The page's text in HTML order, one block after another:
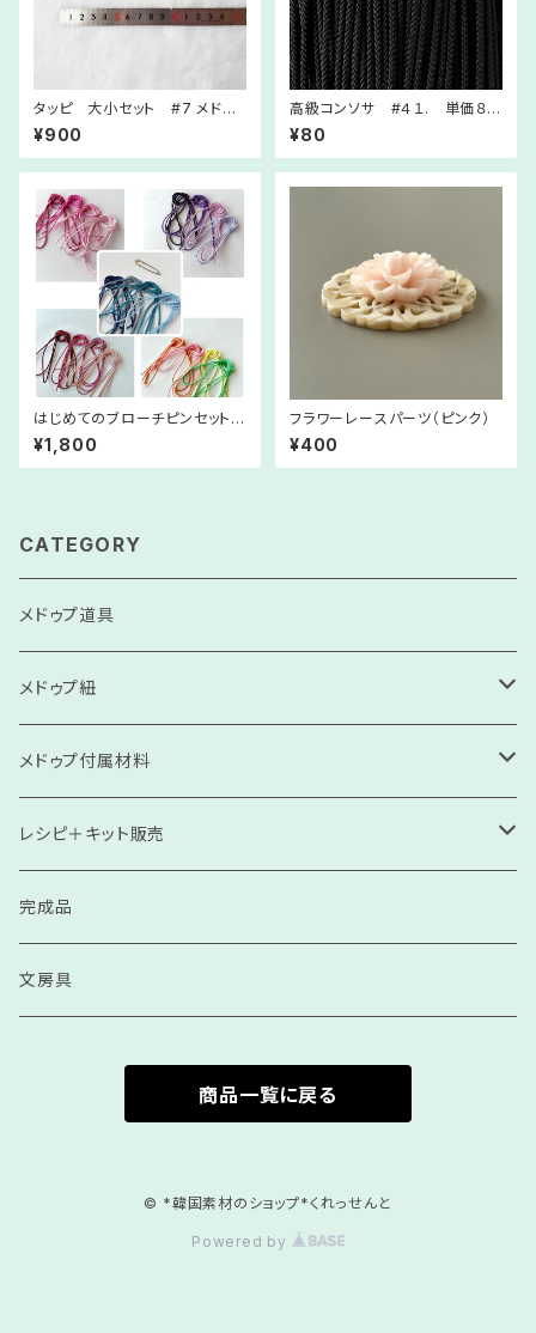
タッピ 大小セット #7 メドゥ
プ道具
¥900
高級コンソサ #４１. 単価８０
円 １m単位での販売ページ
¥80
はじめてのブローチピンセット
＊カラッチのブローチピン＊
【４セット分】選べる４色 レシピ
と材料付き ◆レシピの無断転
¥1,800
フラワーレースパーツ（ピンク）
¥400
CATEGORY
メドゥプ道具
メドゥプ紐
高級コンソサ
高級ソサ
細紐（モッコリクン・ネックレス紐）
コンソサ
ゴールド•シルバー
メドゥプ付属材料
刺繍飾り
スル（房）
天然石
レシピ＋キット販売
見本
リピート用
完成品
文房具
商品一覧に戻る
© *韓国素材のショップ*くれっせんと
Powered by